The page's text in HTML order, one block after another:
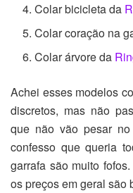
Colar bicicleta da
Colar coração na
Colar árvore da
Achei esses modelos
discretos, mas não
que não vão pesar
confesso que queria
garrafa são muito
os preços em geral são